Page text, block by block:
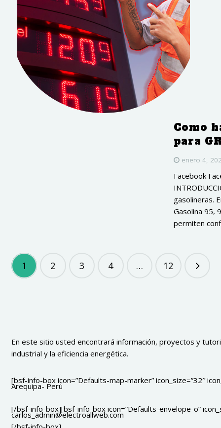
Como
para
enero 4,
Facebook
gasolineras.
Gasolina 95,
permiten
1 2 3 4 … 12
En este sitio usted encontrará información, proyectos y
industrial y la eficiencia energética.
[bsf-info-box icon=”Defaults-map-marker” icon_size=”32″
Arequipa- Perú
[/bsf-info-box][bsf-info-box icon=”Defaults-envelope-o”
carlos_admin@electroallweb.com